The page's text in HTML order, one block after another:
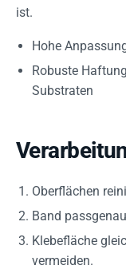
ist.
Hohe
Robuste
Substraten
Oberflächen
Band
Klebefläche
vermeiden.